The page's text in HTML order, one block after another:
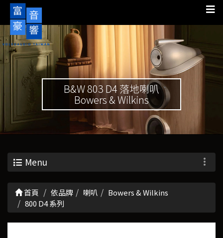
B&W 803 D4 落地喇叭
Bowers & Wilkins
Menu
首頁 依品牌 喇叭
Bowers & Wilkins
800 D4 系列